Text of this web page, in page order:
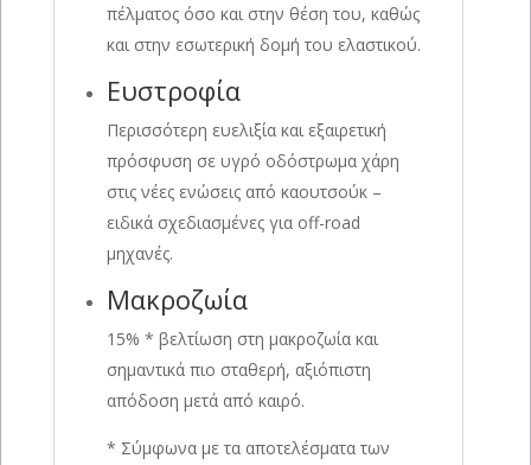
πέλματος όσο και στην θέση του, καθώς
και στην εσωτερική δομή του ελαστικού.
Ευστροφία
Περισσότερη ευελιξία και εξαιρετική
πρόσφυση σε υγρό οδόστρωμα χάρη
στις νέες ενώσεις από καουτσούκ –
ειδικά σχεδιασμένες για off-road
μηχανές.
Μακροζωία
15% * βελτίωση στη μακροζωία και
σημαντικά πιο σταθερή, αξιόπιστη
απόδοση μετά από καιρό.
* Σύμφωνα με τα αποτελέσματα των